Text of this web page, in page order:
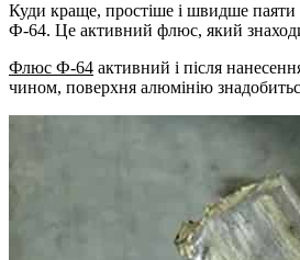
Куди краще, простіше і швидше
Ф-64. Це активний флюс, який
Флюс Ф-64 активний і після
чином, поверхня алюмінію